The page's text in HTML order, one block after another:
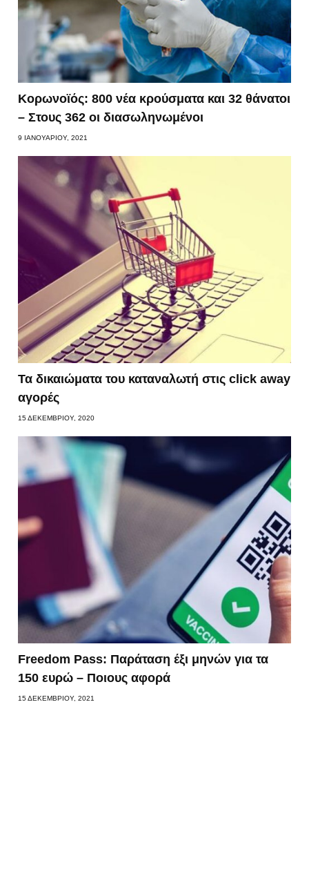
Κορωνοϊός: 800 νέα κρούσματα και 32 θάνατοι
– Στους 362 οι διασωληνωμένοι
9 ΙΑΝΟΥΑΡΊΟΥ, 2021
Τα δικαιώματα του καταναλωτή στις click away
αγορές
15 ΔΕΚΕΜΒΡΊΟΥ, 2020
Freedom Pass: Παράταση έξι μηνών για τα
150 ευρώ – Ποιους αφορά
15 ΔΕΚΕΜΒΡΊΟΥ, 2021